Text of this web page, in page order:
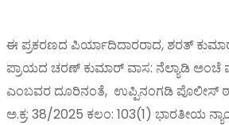
ಈ ಪ್ರಕರಣದ ಪಿರ್ಯಾದಿದಾರರಾದ, ಶರತ್
ಪ್ರಾಯದ ಚರಣ್ ಕುಮಾರ್ ವಾಸ: ನೆಲ್ಯಾಡಿ ಅಂಚೆ
ಎಂಬವರ ದೂರಿನಂತೆ, ಉಪ್ಪಿನಂಗಡಿ ಪೊಲೀಸ್
ಅ.ಕ್ರ: 38/2025 ಕಲಂ: 103(1) ಭಾರತೀಯ